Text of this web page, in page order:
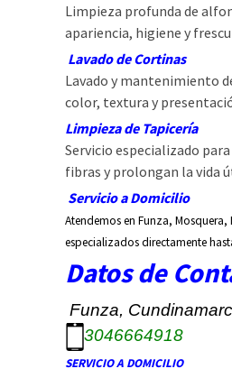
Limpieza profunda de
apariencia, higiene y
Lavado de Cortinas
Lavado y mantenimiento
color, textura y
Limpieza de Tapicería
Servicio especializado
fibras y prolongan la vida
Servicio a Domicilio
Atendemos en Funza,
especializados directamente
Datos de
Funza,
3046664918
SERVICIO A DOMICILIO